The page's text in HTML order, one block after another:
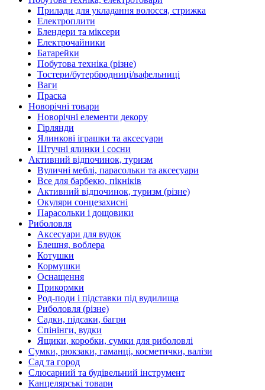
Прилади для укладання волосся, стрижка
Електроплити
Блендери та міксери
Електрочайники
Батарейки
Побутова техніка (різне)
Тостери/бутербродниці/вафельниці
Ваги
Праска
Новорічні товари
Новорічні елементи декору
Гірлянди
Ялинкові іграшки та аксесуари
Штучні ялинки і сосни
Активний відпочинок, туризм
Вуличні меблі, парасольки та аксесуари
Все для барбекю, пікніків
Активний відпочинок, туризм (різне)
Окуляри сонцезахисні
Парасольки і дощовики
Риболовля
Аксесуари для вудок
Блешня, воблера
Котушки
Кормушки
Оснащення
Прикормки
Род-поди і підставки під вудилища
Риболовля (різне)
Садки, підсаки, багри
Спінінги, вудки
Ящики, коробки, сумки для риболовлі
Сумки, рюкзаки, гаманці, косметички, валізи
Сад та город
Слюсарний та будівельний інструмент
Канцелярські товари